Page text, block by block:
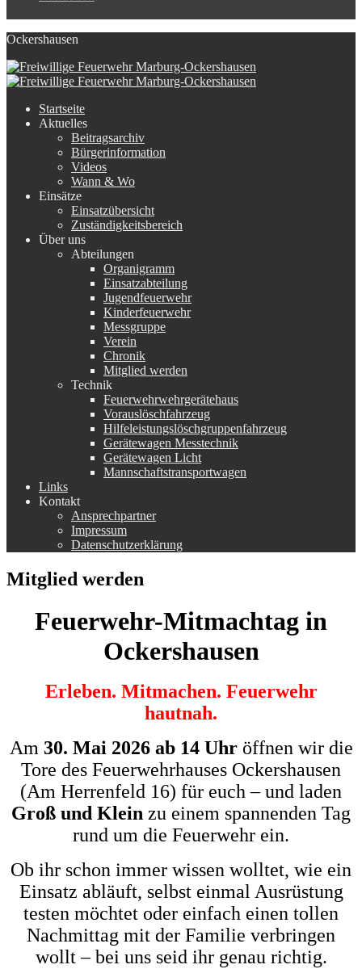
Ockershausen
Startseite
Aktuelles
Beitragsarchiv
Bürgerinformation
Videos
Wann & Wo
Einsätze
Einsatzübersicht
Zuständigkeitsbereich
Über uns
Abteilungen
Organigramm
Einsatzabteilung
Jugendfeuerwehr
Kinderfeuerwehr
Messgruppe
Verein
Chronik
Mitglied werden
Technik
Feuerwehrwehrgerätehaus
Vorauslöschfahrzeug
Hilfeleistungslöschgruppenfahrzeug
Gerätewagen Messtechnik
Gerätewagen Licht
Mannschaftstransportwagen
Links
Kontakt
Ansprechpartner
Impressum
Datenschutzerklärung
Mitglied werden
Feuerwehr-Mitmachtag in
Ockershausen
Erleben. Mitmachen. Feuerwehr
hautnah.
Am 30. Mai 2026 ab 14 Uhröffnen wir die
Tore des Feuerwehrhauses Ockershausen
(Am Herrenfeld 16) für euch – und laden
Groß und Klein zu einem spannenden Tag
rund um die Feuerwehr ein.
Ob ihr schon immer wissen wolltet, wie ein
Einsatz abläuft, selbst einmal Ausrüstung
testen möchtet oder einfach einen tollen
Nachmittag mit der Familie verbringen
wollt – bei uns seid ihr genau richtig.